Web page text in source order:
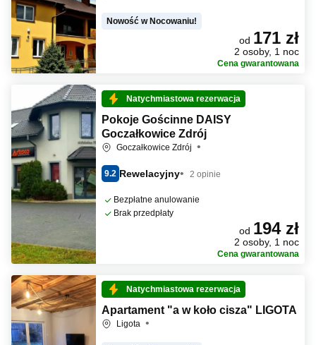
Nowość w Nocowaniu!
od 171 zł
2 osoby, 1 noc
Cena gwarantowana
Natychmiastowa rezerwacja
Pokoje Gościnne DAISY
Goczałkowice Zdrój
Goczałkowice Zdrój
9.2 Rewelacyjny 2 opinie
Bezpłatne anulowanie
Brak przedpłaty
od 194 zł
2 osoby, 1 noc
Cena gwarantowana
Natychmiastowa rezerwacja
Apartament "a w koło cisza" LIGOTA
Ligota